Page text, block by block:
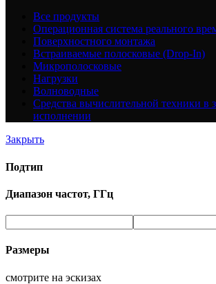
Все продукты
Операционная система реального
Поверхностного монтажа
Встраиваемые полосковые (Drop-In)
Микрополосковые
Нагрузки
Волноводные
Средства вычислительной техники
исполнении
Закрыть
Подтип
Диапазон частот, ГГц
Размеры
смотрите на эскизах